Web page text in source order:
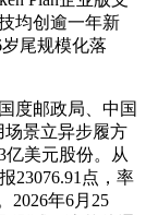
均创逾一年新
尾规模化落
度邮政局、中国
场景立异步履方
亿美元股份。从
23076.91点，率
2026年6月25